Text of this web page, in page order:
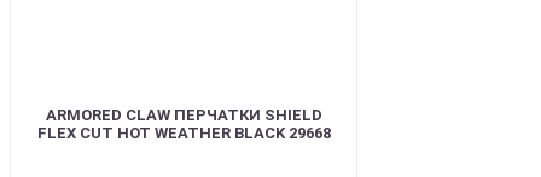
ARMORED CLAW ПЕРЧАТКИ SHIELD
FLEX CUT HOT WEATHER BLACK 29668